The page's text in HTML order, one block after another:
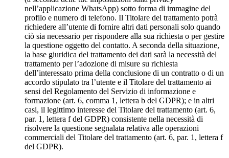
nell’applicazione WhatsApp) sotto forma di immagine del
profilo e numero di telefono. Il Titolare del trattamento potrà
richiedere all’utente di fornire altri dati personali solo quando
ciò sia necessario per rispondere alla sua richiesta o per gestire
la questione oggetto del contatto. A seconda della situazione,
la base giuridica del trattamento dei dati sarà la necessità del
trattamento per l’adozione di misure su richiesta
dell’interessato prima della conclusione di un contratto o di un
accordo stipulato tra l’utente e il Titolare del trattamento ai
sensi del Regolamento del Servizio di informazione e
formazione (art. 6, comma 1, lettera b del GDPR); e in altri
casi, il legittimo interesse del Titolare del trattamento (art. 6,
par. 1, lettera f del GDPR) consistente nella necessità di
risolvere la questione segnalata relativa alle operazioni
commerciali del Titolare del trattamento (art. 6, par. 1, lettera f
del GDPR).